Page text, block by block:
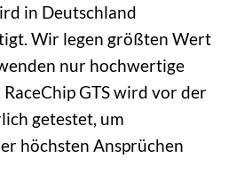
in Deutschland
Wir legen größten Wert
nur hochwertige
GTS wird vor der
getestet, um
höchsten Ansprüchen